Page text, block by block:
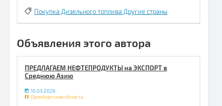
Покупка Дизельного топлива Другие страны
Объявления этого автора
ПРЕДЛАГАЕМ НЕФТЕПРОДУКТЫ на ЭКСПОРТ в
Среднюю Азию
10.03.2026
Оренбургская область